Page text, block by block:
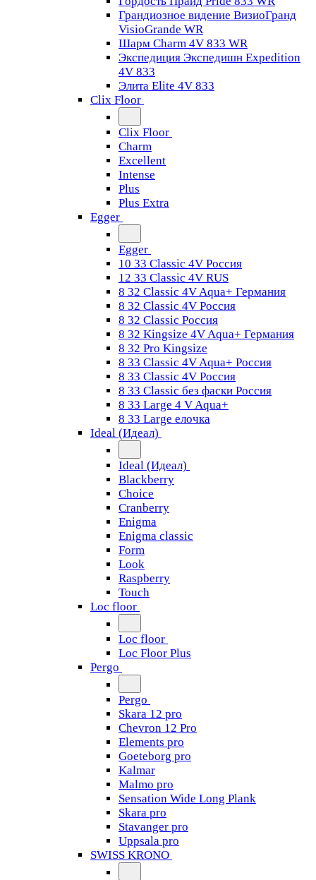
Грандиозное видение ВизиоГранд
VisioGrande WR
Шарм Charm 4V 833 WR
Экспедиция Экспедишн Expedition
4V 833
Элита Elite 4V 833
Clix Floor
Clix Floor
Charm
Excellent
Intense
Plus
Plus Extra
Egger
Egger
10 33 Classic 4V Россия
12 33 Classic 4V RUS
8 32 Classic 4V Aqua+ Германия
8 32 Classic 4V Россия
8 32 Classic Россия
8 32 Kingsize 4V Aqua+ Германия
8 32 Pro Kingsize
8 33 Classic 4V Aqua+ Россия
8 33 Classic 4V Россия
8 33 Classic без фаски Россия
8 33 Large 4 V Aqua+
8 33 Large елочка
Ideal (Идеал)
Ideal (Идеал)
Blackberry
Choice
Cranberry
Enigma
Enigma classic
Form
Look
Raspberry
Touch
Loc floor
Loc floor
Loc Floor Plus
Pergo
Pergo
Skara 12 pro
Chevron 12 Pro
Elements pro
Goeteborg pro
Kalmar
Malmo pro
Sensation Wide Long Plank
Skara pro
Stavanger pro
Uppsala pro
SWISS KRONO